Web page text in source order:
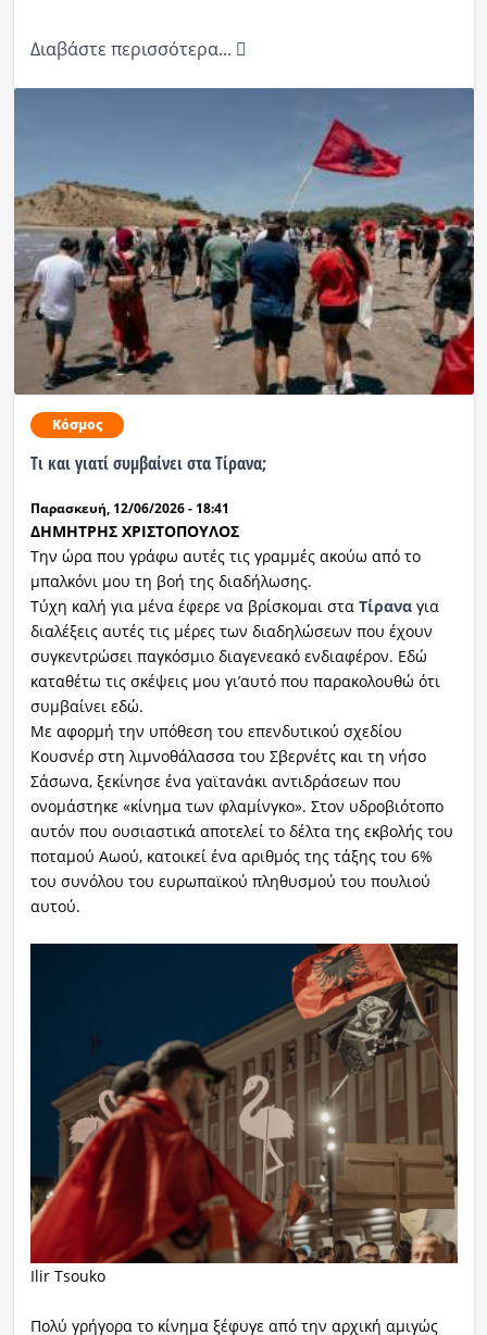
Διαβάστε περισσότερα...
Κόσμος
Τι και γιατί συμβαίνει στα Τίρανα;
Παρασκευή, 12/06/2026 - 18:41
ΔΗΜΗΤΡΗΣ ΧΡΙΣΤΟΠΟΥΛΟΣ
Την ώρα που γράφω αυτές τις γραμμές ακούω από το
μπαλκόνι μου τη βοή της διαδήλωσης.
Τύχη καλή για μένα έφερε να βρίσκομαι στα Τίρανα για
διαλέξεις αυτές τις μέρες των διαδηλώσεων που έχουν
συγκεντρώσει παγκόσμιο διαγενεακό ενδιαφέρον. Εδώ
καταθέτω τις σκέψεις μου γι’αυτό που παρακολουθώ ότι
συμβαίνει εδώ.
Με αφορμή την υπόθεση του επενδυτικού σχεδίου
Κουσνέρ στη λιμνοθάλασσα του Σβερνέτς και τη νήσο
Σάσωνα, ξεκίνησε ένα γαϊτανάκι αντιδράσεων που
ονομάστηκε «κίνημα των φλαμίνγκο». Στον υδροβιότοπο
αυτόν που ουσιαστικά αποτελεί το δέλτα της εκβολής του
ποταμού Αωού, κατοικεί ένα αριθμός της τάξης του 6%
του συνόλου του ευρωπαϊκού πληθυσμού του πουλιού
αυτού.
Ilir Tsouko
Πολύ γρήγορα το κίνημα ξέφυγε από την αρχική αμιγώς